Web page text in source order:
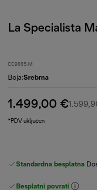
La Specialista
EC9885.M
Boja:Srebrna
1.499,00 €
*PDV uključen
Standardna besplatna
Besplatni povrati